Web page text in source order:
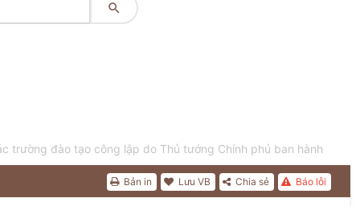

trường đào tạo công lập do Thủ tướng Chính phủ ban hành
Báo lỗi
Chia sẻ
Lưu VB
Bản in